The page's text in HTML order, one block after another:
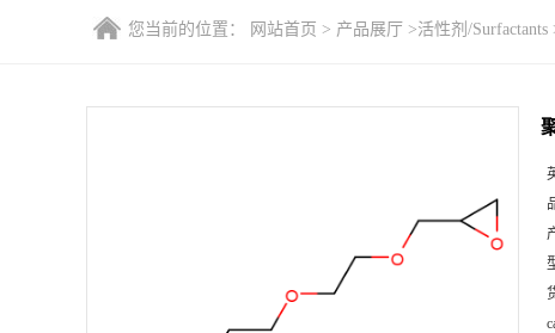
您当前的位置： 网站首页 > 产品展厅 >活性剂/Surfactants